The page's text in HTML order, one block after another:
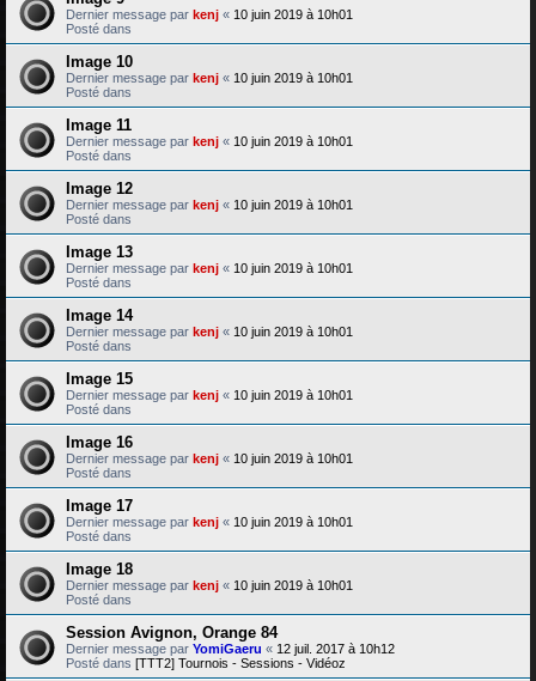
Dernier message par kenj « 10 juin 2019 à 10h01
Posté dans
Image 10
Dernier message par kenj « 10 juin 2019 à 10h01
Posté dans
Image 11
Dernier message par kenj « 10 juin 2019 à 10h01
Posté dans
Image 12
Dernier message par kenj « 10 juin 2019 à 10h01
Posté dans
Image 13
Dernier message par kenj « 10 juin 2019 à 10h01
Posté dans
Image 14
Dernier message par kenj « 10 juin 2019 à 10h01
Posté dans
Image 15
Dernier message par kenj « 10 juin 2019 à 10h01
Posté dans
Image 16
Dernier message par kenj « 10 juin 2019 à 10h01
Posté dans
Image 17
Dernier message par kenj « 10 juin 2019 à 10h01
Posté dans
Image 18
Dernier message par kenj « 10 juin 2019 à 10h01
Posté dans
Session Avignon, Orange 84
Dernier message par YomiGaeru « 12 juil. 2017 à 10h12
Posté dans [TTT2] Tournois - Sessions - Vidéoz